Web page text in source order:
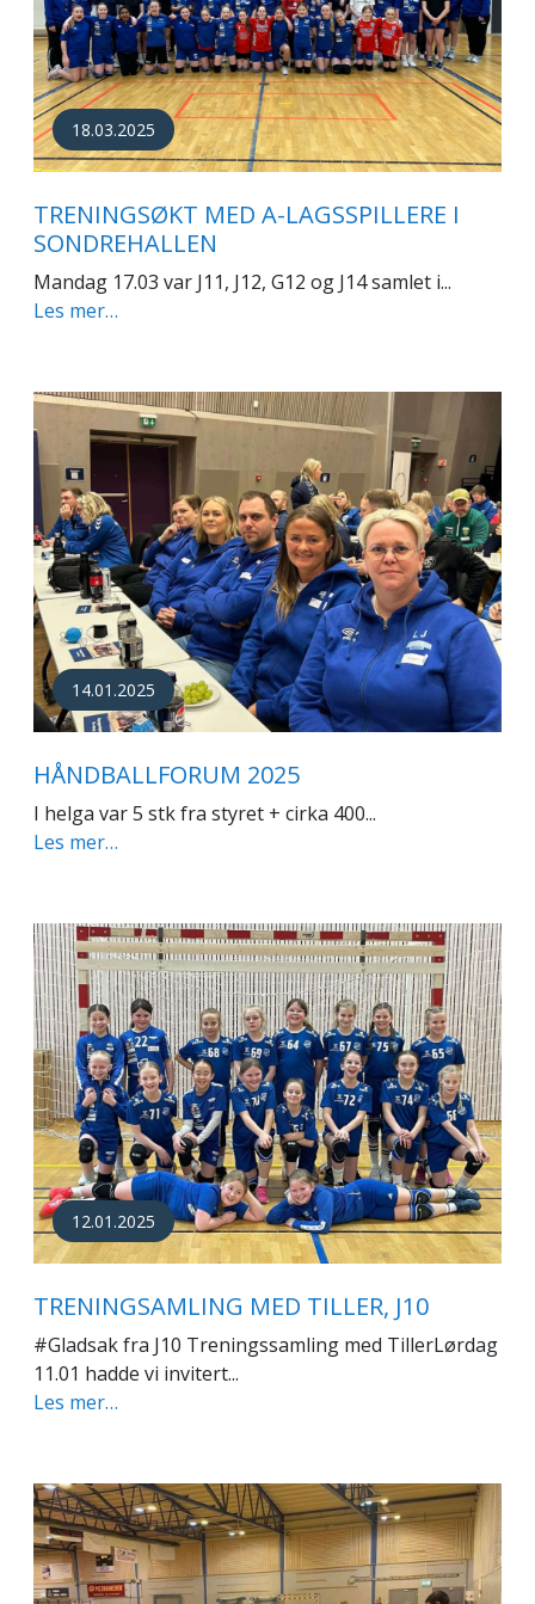
18.03.2025
TRENINGSØKT MED A-LAGSSPILLERE I
SONDREHALLEN
Mandag 17.03 var J11, J12, G12 og J14 samlet i...
Les mer…
14.01.2025
HÅNDBALLFORUM 2025
I helga var 5 stk fra styret + cirka 400...
Les mer…
12.01.2025
TRENINGSAMLING MED TILLER, J10
#Gladsak fra J10 Treningssamling med TillerLørdag
11.01 hadde vi invitert...
Les mer…